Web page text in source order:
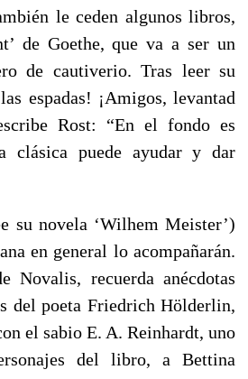
le ceden algunos libros,
de Goethe, que va a ser un
de cautiverio. Tras leer su
espadas! ¡Amigos, levantad
Rost: “En el fondo es
clásica puede ayudar y dar
su novela ‘Wilhem Meister’)
en general lo acompañarán.
Novalis, recuerda anécdotas
del poeta Friedrich Hölderlin,
el sabio E. A. Reinhardt, uno
del libro, a Bettina